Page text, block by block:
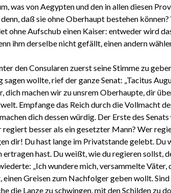
was von Aegypten und den in allen diesen
daß sie ohne Oberhaupt bestehen
ohne Aufschub einen Kaiser: entweder wird
ihm derselbe nicht gefällt, einen andern
den Consularen zuerst seine Stimme zu
wollte, rief der ganze Senat: „Tacitus
dich machen wir zu unsrem Oberhaupte, dir
Empfange das Reich durch die Vollmacht
dich dessen würdig. Der Erste des
besser als ein gesetzter Mann? Wer
dir! Du hast lange im Privatstande gelebt. Du
ertragen hast. Du weißt, wie du regieren sollst,
„Ich wundere mich, versammelte Väter,
Greisen zum Nachfolger geben wollt. Sind
die Lanze zu schwingen, mit den Schilden zu